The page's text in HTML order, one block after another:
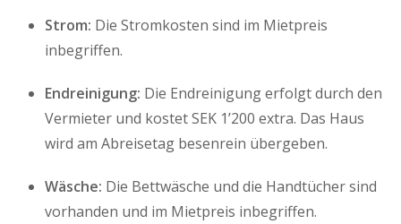
Strom: Die Stromkosten sind im Mietpreis
inbegriffen.
Endreinigung: Die Endreinigung erfolgt durch den
Vermieter und kostet SEK 1’200 extra. Das Haus
wird am Abreisetag besenrein übergeben.
Wäsche: Die Bettwäsche und die Handtücher sind
vorhanden und im Mietpreis inbegriffen.